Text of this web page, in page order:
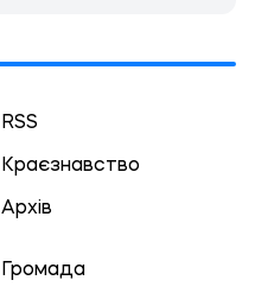
RSS
Краєзнавство
Архів
Громада